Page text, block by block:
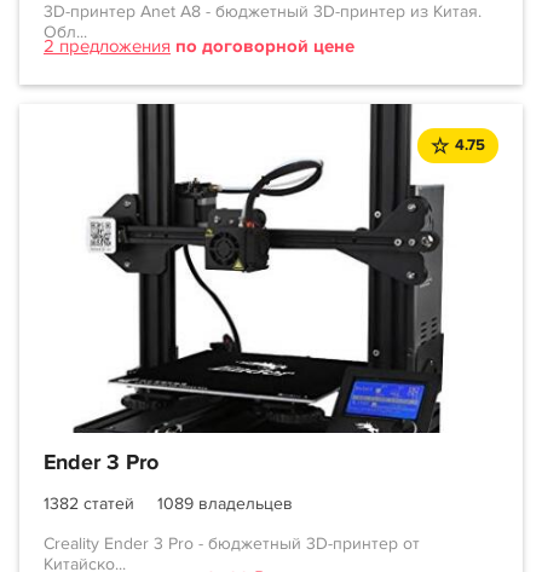
3D-принтер Anet A8 - бюджетный 3D-принтер из Китая.
Обл...
2 предложения по договорной цене
4.75
Ender 3 Pro
1382 статей
1089 владельцев
Creality Ender 3 Pro - бюджетный 3D-принтер от
Китайско...